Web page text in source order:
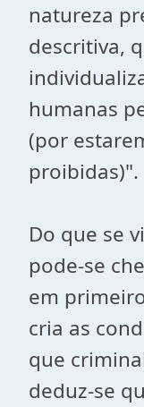
natureza
descritiva,
humanas
(por
proibidas)".
Do que se
pode-se
em
cria as
que
deduz-se